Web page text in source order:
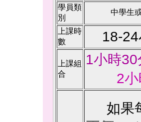
學員類
別
中學生
上課時
數
18-
上課組
合
1小時30
2
如果